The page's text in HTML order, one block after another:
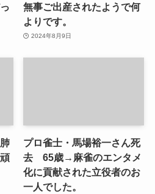
無事ご出産されたようで何
よりです。
2024年8月9日
プロ雀士・馬場裕一さん死
去 65歳→麻雀のエンタメ
化に貢献された立役者のお
一人でした。